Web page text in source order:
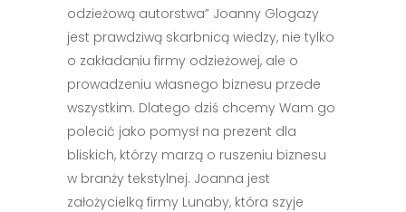
odzieżową autorstwa” Joanny Glogazy
jest prawdziwą skarbnicą wiedzy, nie tylko
o zakładaniu firmy odzieżowej, ale o
prowadzeniu własnego biznesu przede
wszystkim. Dlatego dziś chcemy Wam go
polecić jako pomysł na prezent dla
bliskich, którzy marzą o ruszeniu biznesu
w branży tekstylnej. Joanna jest
założycielką firmy Lunaby, która szyje